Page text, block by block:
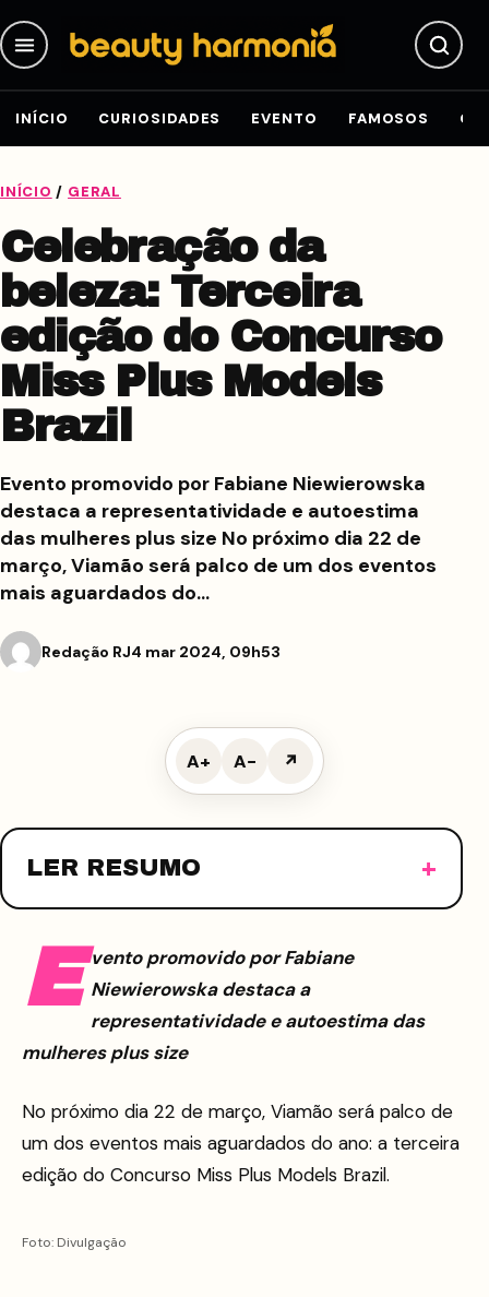
INÍCIO CURIOSIDADES EVENTO FAMOSOS
INÍCIO / GERAL
Celebração da
beleza: Terceira
edição do Concurso
Miss Plus Models
Brazil
Evento promovido por Fabiane Niewierowska
destaca a representatividade e autoestima
das mulheres plus size No próximo dia 22 de
março, Viamão será palco de um dos eventos
mais aguardados do…
Redação RJ4 mar 2024, 09h53
A+ A− ↗
LER RESUMO
E vento promovido por Fabiane
Niewierowska destaca a
representatividade e autoestima das
mulheres plus size
No próximo dia 22 de março, Viamão será palco de
um dos eventos mais aguardados do ano: a terceira
edição do Concurso Miss Plus Models Brazil.
Foto: Divulgação